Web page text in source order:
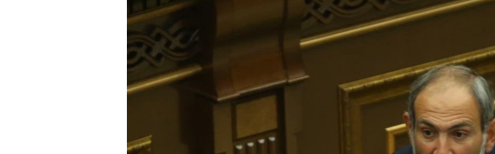
ՄԵԿՆԱԲԱՆՈՒԹՅՈՒՆ